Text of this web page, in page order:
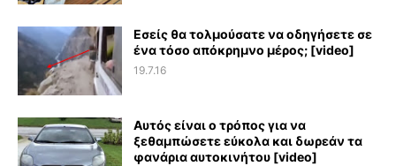
Εσείς θα τολμούσατε να οδηγήσετε σε
ένα τόσο απόκρημνο μέρος; [video]
19.7.16
Αυτός είναι ο τρόπος για να
ξεθαμπώσετε εύκολα και δωρεάν τα
φανάρια αυτοκινήτου [video]